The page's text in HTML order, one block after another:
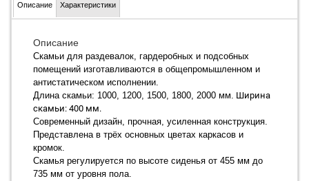
Описание Характеристики
Описание
Скамьи для раздевалок, гардеробных и подсобных
помещений изготавливаются в общепромышленном и
антистатическом исполнении.
Длина скамьи: 1000, 1200, 1500, 1800, 2000 мм. Ширина
скамьи: 400 мм.
Современный дизайн, прочная, усиленная конструкция.
Представлена в трёх основных цветах каркасов и
кромок.
Скамья регулируется по высоте сиденья от 455 мм до
735 мм от уровня пола.